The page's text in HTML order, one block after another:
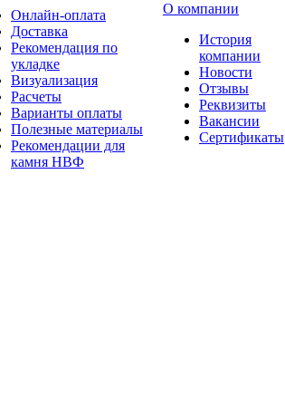
Онлайн-оплата
Доставка
Рекомендация по
укладке
Визуализация
Расчеты
Варианты оплаты
Полезные материалы
Рекомендации для
камня НВФ
О компании
История
компании
Новости
Отзывы
Реквизиты
Вакансии
Сертификаты